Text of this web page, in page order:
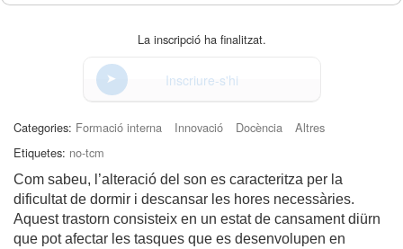
La inscripció ha finalitzat.
Inscriure-s'hi
Categories: Formació interna Innovació Docència
Altres
Etiquetes: no-tcm
Com sabeu, l’alteració del son es caracteritza per la
dificultat de dormir i descansar les hores necessàries.
Aquest trastorn consisteix en un estat de cansament diürn
que pot afectar les tasques que es desenvolupen en